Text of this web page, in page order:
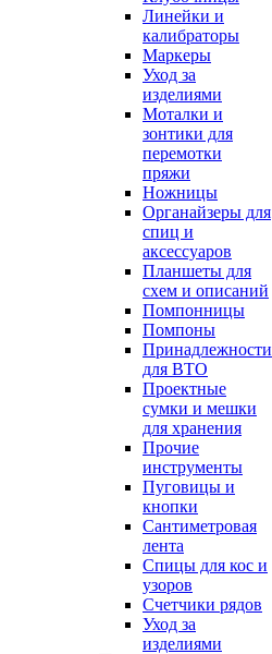
Линейки и
калибраторы
Маркеры
Уход за
изделиями
Моталки и
зонтики для
перемотки
пряжи
Ножницы
Органайзеры для
спиц и
аксессуаров
Планшеты для
схем и описаний
Помпонницы
Помпоны
Принадлежности
для ВТО
Проектные
сумки и мешки
для хранения
Прочие
инструменты
Пуговицы и
кнопки
Сантиметровая
лента
Спицы для кос и
узоров
Счетчики рядов
Уход за
изделиями